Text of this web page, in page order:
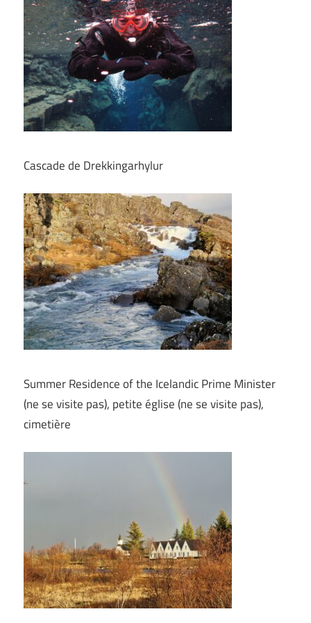
Cascade de Drekkingarhylur
Summer Residence of the Icelandic Prime Minister
(ne se visite pas), petite église (ne se visite pas),
cimetière